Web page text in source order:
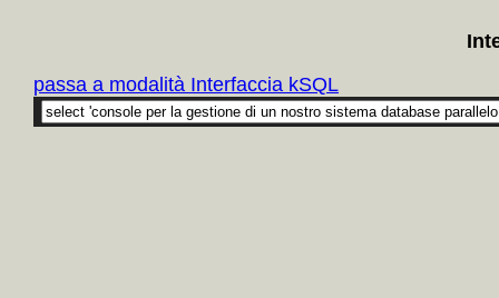
passa a modalità Interfaccia kSQL